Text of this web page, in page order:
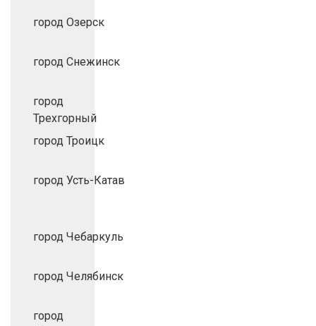
город Озерск
город Снежинск
город
Трехгорный
город Троицк
город Усть-Катав
город Чебаркуль
город Челябинск
город